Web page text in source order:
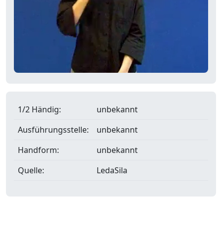
1/2 Händig:
unbekannt
Ausführungsstelle:
unbekannt
Handform:
unbekannt
Quelle:
LedaSila